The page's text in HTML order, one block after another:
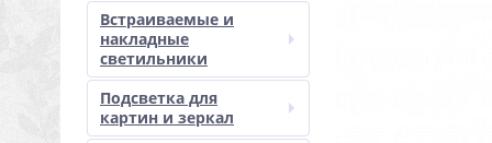
Встраиваемые и
накладные
светильники
Подсветка для
картин и зеркал